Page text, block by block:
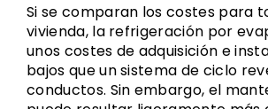
Si se comparan los costes para
vivienda, la refrigeración por
unos costes de adquisición e
bajos que un sistema de ciclo
conductos. Sin embargo, el